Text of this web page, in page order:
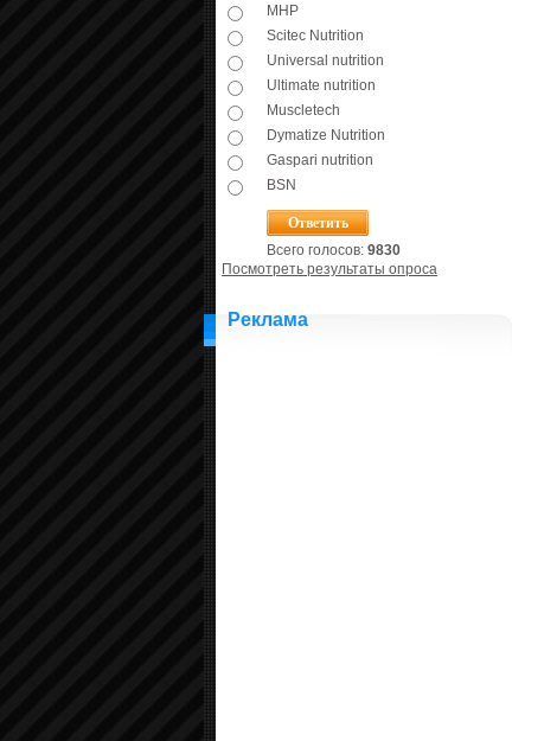
MHP
Scitec Nutrition
Universal nutrition
Ultimate nutrition
Muscletech
Dymatize Nutrition
Gaspari nutrition
BSN
Всего голосов: 9830
Посмотреть результаты опроса
Реклама